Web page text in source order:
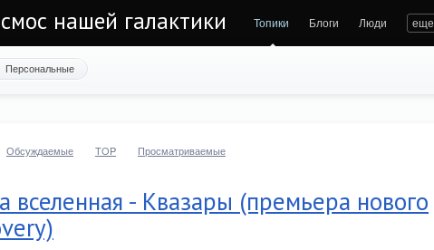
нашей галактики Топики Блоги Люди еще
Персональные
Обсуждаемые TOP Просматриваемые
вселенная - Квазары (премьера нового